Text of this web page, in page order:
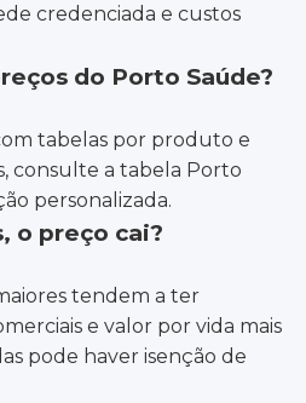
credenciada e custos
do Porto Saúde?
tabelas por produto e
consulte a tabela Porto
personalizada.
o preço cai?
tendem a ter
e valor por vida mais
pode haver isenção de